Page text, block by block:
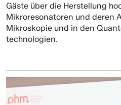
Gäste über die Herstellung
Mikroresonatoren und deren
Mikroskopie und in den
technologien.